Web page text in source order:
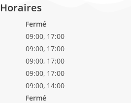
Horaires
Fermé
09:00, 17:00
09:00, 17:00
09:00, 17:00
09:00, 17:00
09:00, 14:00
Fermé